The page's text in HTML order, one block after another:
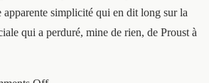
simplicité qui en dit long sur la
qui a perduré, mine de rien, de Proust à